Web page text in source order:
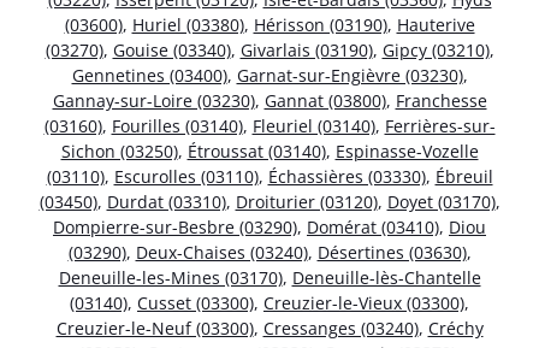
(03600), Huriel (03380), Hérisson (03190), Hauterive
(03270), Gouise (03340), Givarlais (03190), Gipcy (03210),
Gennetines (03400), Garnat-sur-Engièvre (03230),
Gannay-sur-Loire (03230), Gannat (03800), Franchesse
(03160), Fourilles (03140), Fleuriel (03140), Ferrières-sur-
Sichon (03250), Étroussat (03140), Espinasse-Vozelle
(03110), Escurolles (03110), Échassières (03330), Ébreuil
(03450), Durdat (03310), Droiturier (03120), Doyet (03170),
Dompierre-sur-Besbre (03290), Domérat (03410), Diou
(03290), Deux-Chaises (03240), Désertines (03630),
Deneuille-les-Mines (03170), Deneuille-lès-Chantelle
(03140), Cusset (03300), Creuzier-le-Vieux (03300),
Creuzier-le-Neuf (03300), Cressanges (03240), Créchy